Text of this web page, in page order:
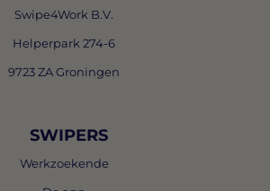
Swipe4Work B.V.
Helperpark 274-6
9723 ZA Groningen
SWIPERS
Werkzoekende